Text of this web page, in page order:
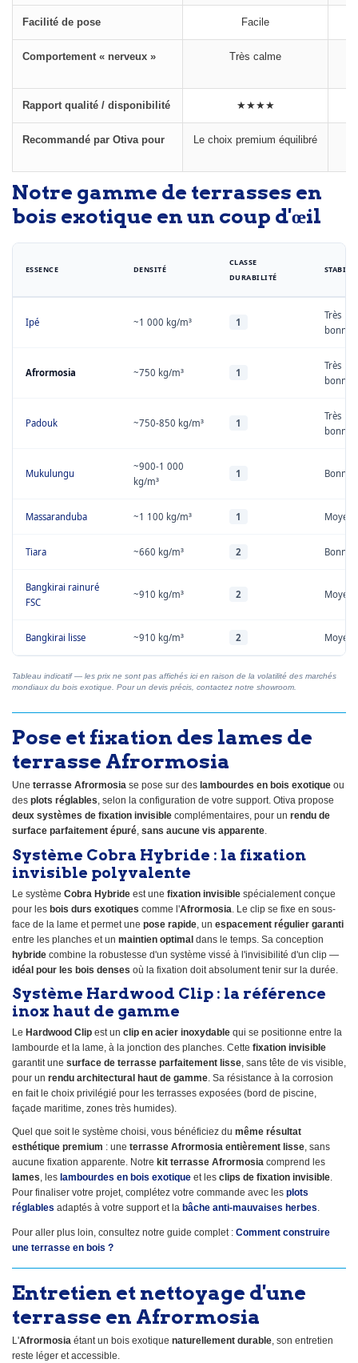
Facilité de pose Facile
Comportement « nerveux » Très calme
Rapport qualité / disponibilité ★★★★
Recommandé par Otiva pour Le choix premium équilibré
Notre gamme de terrasses en
bois exotique en un coup d'œil
ESSENCE DENSITÉ
CLASSE
DURABILITÉ
Ipé ~1 000 kg/m³ 1
Très
bonne
Afrormosia ~750 kg/m³ 1
Très
bonne
Padouk ~750-850 kg/m³ 1
Très
bonne
Mukulungu
~900-1 000
kg/m³
1 Bonne
Massaranduba ~1 100 kg/m³ 1
Tiara ~660 kg/m³ 2 Bonne
Bangkirai rainuré
FSC
~910 kg/m³ 2
Bangkirai lisse ~910 kg/m³ 2
Tableau indicatif — les prix ne sont pas affichés ici en raison de la volatilité des marchés
mondiaux du bois exotique. Pour un devis précis, contactez notre showroom.
Pose et fixation des lames de
terrasse Afrormosia
Une terrasse Afrormosia se pose sur des lambourdes en bois exotique ou
des plots réglables, selon la configuration de votre support. Otiva propose
deux systèmes de fixation invisible complémentaires, pour un rendu de
surface parfaitement épuré, sans aucune vis apparente.
Système Cobra Hybride : la fixation
invisible polyvalente
Le système Cobra Hybride est une fixation invisible spécialement conçue
pour les bois durs exotiques comme l'Afrormosia. Le clip se fixe en sous-
face de la lame et permet une pose rapide, un espacement régulier garanti
entre les planches et un maintien optimal dans le temps. Sa conception
hybride combine la robustesse d'un système vissé à l'invisibilité d'un clip —
idéal pour les bois denses où la fixation doit absolument tenir sur la durée.
Système Hardwood Clip : la référence
inox haut de gamme
Le Hardwood Clip est un clip en acier inoxydable qui se positionne entre la
lambourde et la lame, à la jonction des planches. Cette fixation invisible
garantit une surface de terrasse parfaitement lisse, sans tête de vis visible,
pour un rendu architectural haut de gamme. Sa résistance à la corrosion
en fait le choix privilégié pour les terrasses exposées (bord de piscine,
façade maritime, zones très humides).
Quel que soit le système choisi, vous bénéficiez du même résultat
esthétique premium : une terrasse Afrormosia entièrement lisse, sans
aucune fixation apparente. Notre kit terrasse Afrormosia comprend les
lames, les lambourdes en bois exotique et les clips de fixation invisible.
Pour finaliser votre projet, complétez votre commande avec les plots
réglables adaptés à votre support et la bâche anti-mauvaises herbes.
Pour aller plus loin, consultez notre guide complet : Comment construire
une terrasse en bois ?
Entretien et nettoyage d'une
terrasse en Afrormosia
L'Afrormosia étant un bois exotique naturellement durable, son entretien
reste léger et accessible.